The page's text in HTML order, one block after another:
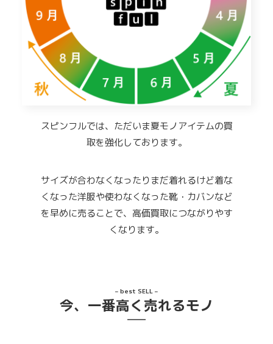
スピンフルでは、ただいま夏モノアイテムの買
取を強化しております。
サイズが合わなくなったりまだ着れるけど着な
くなった洋服や使わなくなった靴・カバンなど
を早めに売ることで、高価買取につながりやす
くなります。
– best SELL –
今、一番高く売れるモノ